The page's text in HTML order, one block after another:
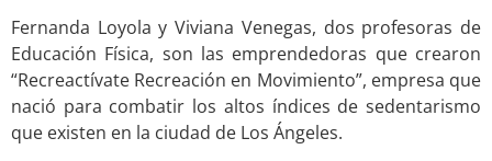
Fernanda Loyola y Viviana Venegas, dos profesoras de
Educación Física, son las emprendedoras que crearon
“Recreactívate Recreación en Movimiento”, empresa que
nació para combatir los altos índices de sedentarismo
que existen en la ciudad de Los Ángeles.